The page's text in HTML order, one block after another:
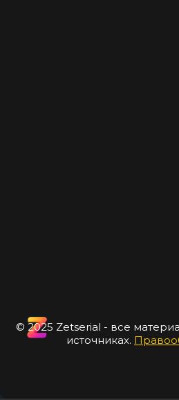
© 2025 Zetserial - все
источниках.